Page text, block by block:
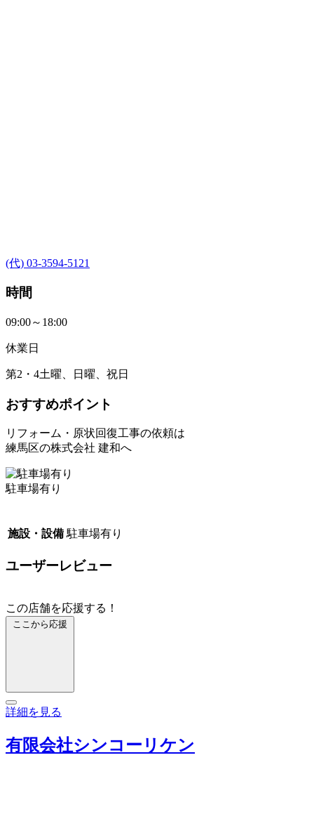
(代) 03-3594-5121
時間
09:00～18:00
休業日
第2・4土曜、日曜、祝日
おすすめポイント
リフォーム・原状回復工事の依頼は
練馬区の株式会社 建和へ
駐車場有り
施設・設備 駐車場有り
ユーザーレビュー
この店舗を応援する！
ここから応援
詳細を見る
有限会社シンコーリケン